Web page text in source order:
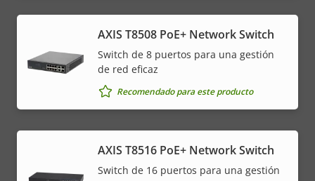
AXIS T8508 PoE+ Network Switch
Switch de 8 puertos para una gestión
de red eficaz
Recomendado para este producto
AXIS T8516 PoE+ Network Switch
Switch de 16 puertos para una gestión